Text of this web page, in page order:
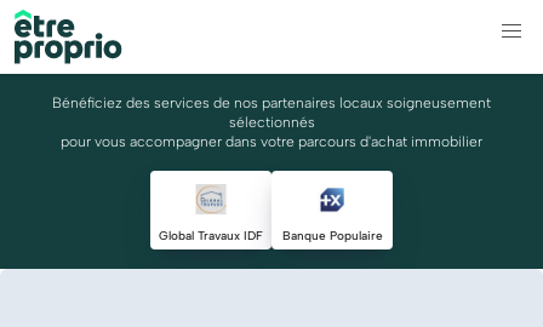
Bénéficiez des services de nos partenaires locaux soigneusement
sélectionnés
pour vous accompagner dans votre parcours d'achat immobilier
Global Travaux IDF Banque Populaire